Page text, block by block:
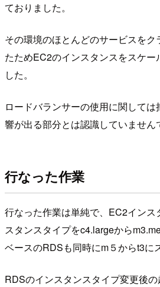
ておりました。
その環境のほとんどのサービスを
たためEC2のインスタンスをスケー
した。
ロードバランサーの使用に関して
響が出る部分とは認識していません
行なった作業
行なった作業は単純で、EC2イン
スタンスタイプをc4.largeから
ベースのRDSも同時にm５からt3に
RDSのインスタンスタイプ変更後